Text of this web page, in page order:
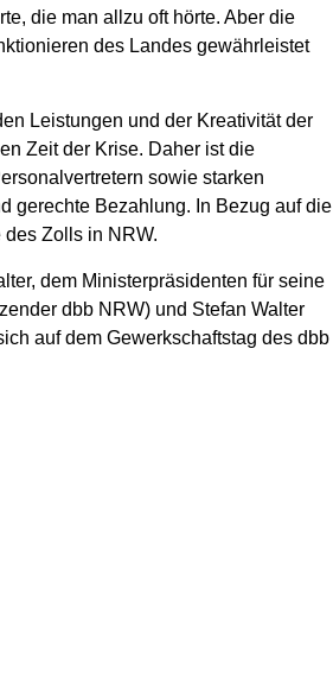
die man allzu oft hörte. Aber die
des Landes gewährleistet
Leistungen und der Kreativität der
Zeit der Krise. Daher ist die
sowie starken
gerechte Bezahlung. In Bezug auf die
Zolls in NRW.
dem Ministerpräsidenten für seine
dbb NRW) und Stefan Walter
auf dem Gewerkschaftstag des dbb